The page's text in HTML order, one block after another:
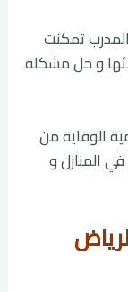
تمكنت
و حل مشكلة
الوقاية من
المنازل و